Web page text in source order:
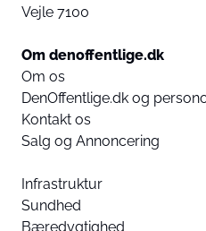
Vejle 7100
Om denoffentlige.dk
Om os
DenOffentlige.dk og
Kontakt os
Salg og Annoncering
Infrastruktur
Sundhed
Bæredygtighed